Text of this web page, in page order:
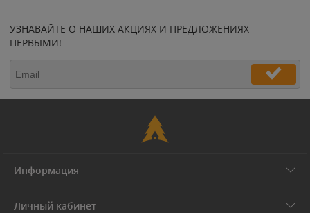
УЗНАВАЙТЕ О НАШИХ АКЦИЯХ И ПРЕДЛОЖЕНИЯХ
ПЕРВЫМИ!
Информация
Личный кабинет